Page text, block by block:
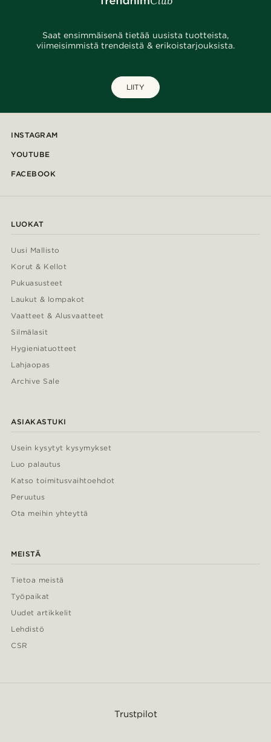
Saat ensimmäisenä tietää uusista tuotteista,
viimeisimmistä trendeistä & erikoistarjouksista.
LIITY
INSTAGRAM
YOUTUBE
FACEBOOK
LUOKAT
Uusi Mallisto
Korut & Kellot
Pukuasusteet
Laukut & lompakot
Vaatteet & Alusvaatteet
Silmälasit
Hygieniatuotteet
Lahjaopas
Archive Sale
ASIAKASTUKI
Usein kysytyt kysymykset
Luo palautus
Katso toimitusvaihtoehdot
Peruutus
Ota meihin yhteyttä
MEISTÄ
Tietoa meistä
Työpaikat
Uudet artikkelit
Lehdistö
CSR
Trustpilot